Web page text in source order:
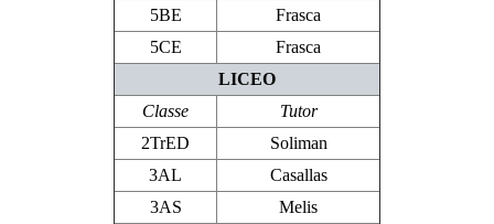
5BE
Frasca
5CE
Frasca
LICEO
Classe
Tutor
2TrED
Soliman
3AL
Casallas
3AS
Melis